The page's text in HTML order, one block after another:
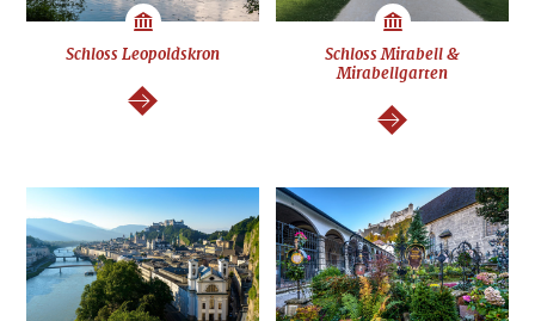
Schloss Leopoldskron
weiter
Schloss Mirabell &
Mirabellgarten
weiter